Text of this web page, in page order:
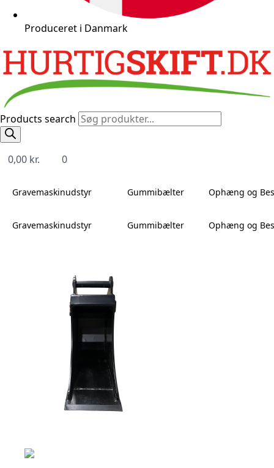
Produceret i Danmark
Products search
0,00 kr. 0
Gravemaskinudstyr Gummibælter Ophæng og
Gravemaskinudstyr Gummibælter Ophæng og